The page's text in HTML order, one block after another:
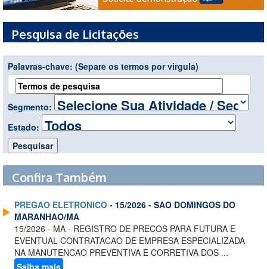
Pesquisa de Licitações
Palavras-chave: (Separe os termos por virgula)
Segmento:
Estado:
Confira Também
PREGAO ELETRONICO - 15/2026 - SAO DOMINGOS DO
MARANHAO/MA
15/2026 - MA - REGISTRO DE PRECOS PARA FUTURA E
EVENTUAL CONTRATACAO DE EMPRESA ESPECIALIZADA
NA MANUTENCAO PREVENTIVA E CORRETIVA DOS ...